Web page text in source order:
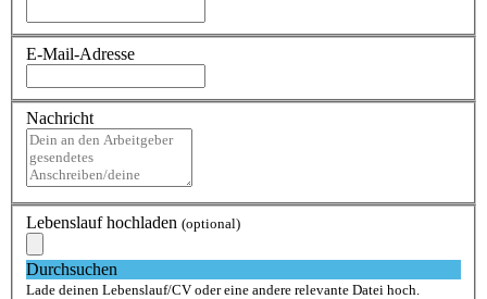
E-Mail-Adresse
Nachricht
Lebenslauf hochladen (optional)
Durchsuchen
Lade deinen Lebenslauf/CV oder eine andere relevante Datei hoch.